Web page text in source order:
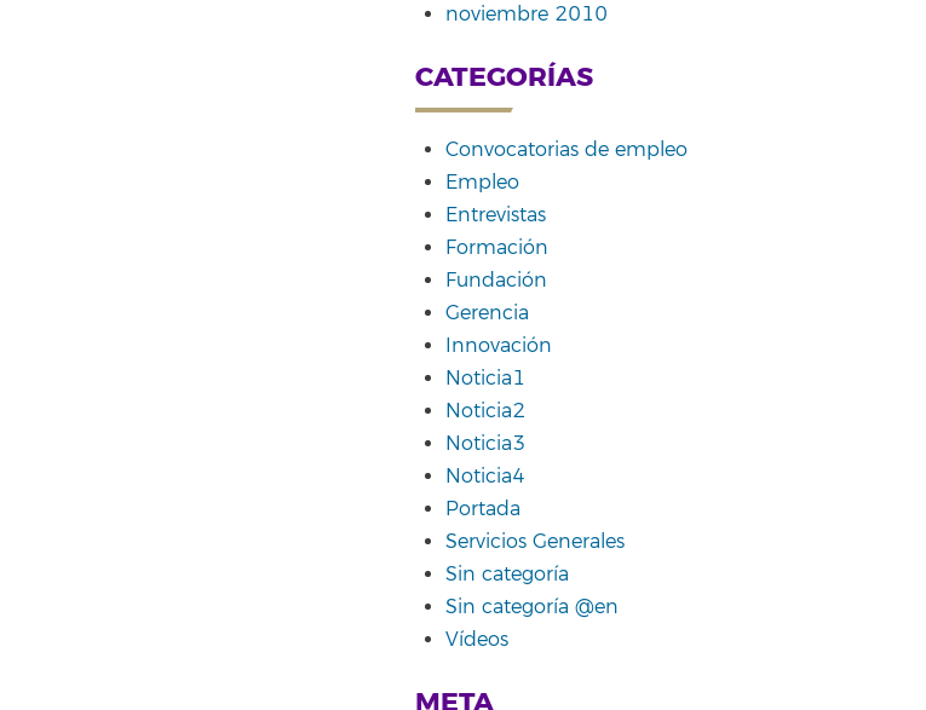
noviembre 2010
CATEGORÍAS
Convocatorias de empleo
Empleo
Entrevistas
Formación
Fundación
Gerencia
Innovación
Noticia1
Noticia2
Noticia3
Noticia4
Portada
Servicios Generales
Sin categoría
Sin categoría @en
Vídeos
META